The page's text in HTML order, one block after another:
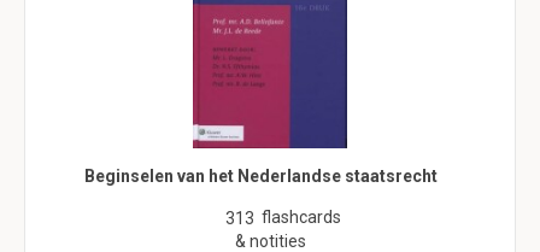
Beginselen van het Nederlandse staatsrecht
313 flashcards
& notities